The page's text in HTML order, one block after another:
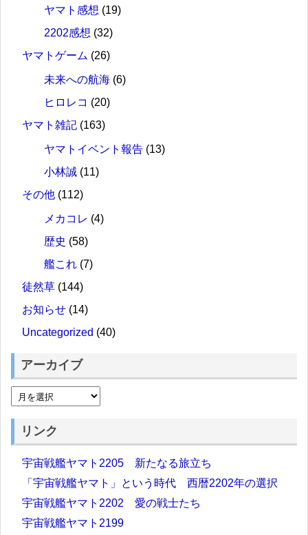
ヤマト感想 (19)
2202感想 (32)
ヤマトゲーム (26)
未来への航海 (6)
ヒロレコ (20)
ヤマト雑記 (163)
ヤマトイベント報告 (13)
小林誠 (11)
その他 (112)
メカコレ (4)
歴史 (58)
艦これ (7)
徒然草 (144)
お知らせ (14)
Uncategorized (40)
アーカイブ
リンク
宇宙戦艦ヤマト2205 新たなる旅立ち
「宇宙戦艦ヤマト」という時代 西暦2202年の選択
宇宙戦艦ヤマト2202 愛の戦士たち
宇宙戦艦ヤマト2199